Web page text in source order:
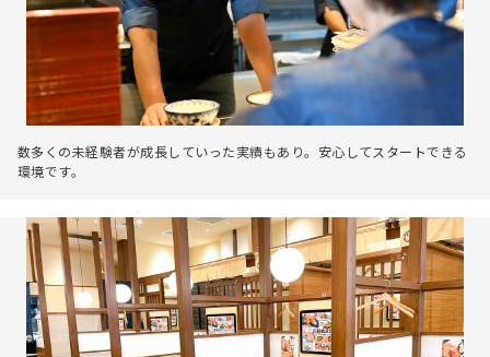
数多くの未経験者が成長していった実績もあり。安心してスタートできる
環境です。